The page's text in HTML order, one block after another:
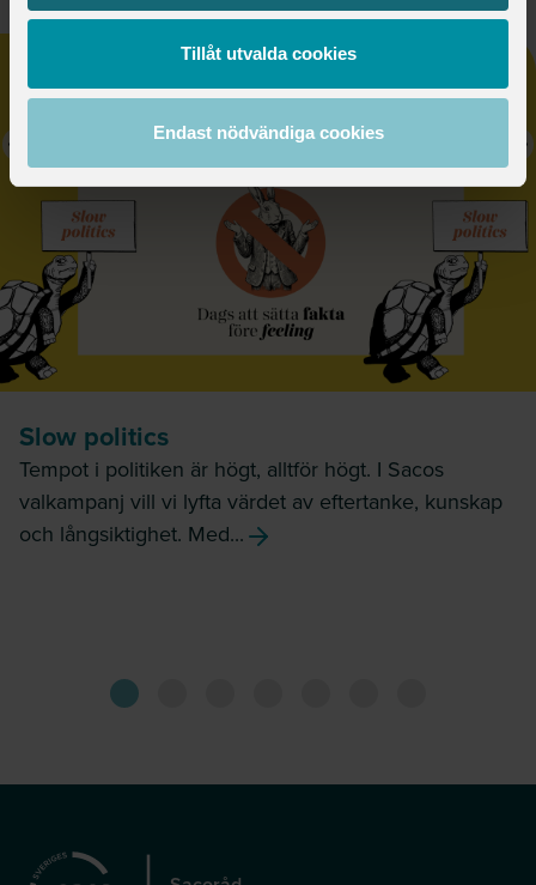
Tillåt utvalda cookies
Endast nödvändiga cookies
Slow politics
Tempot i politiken är högt, alltför högt. I Sacos
valkampanj vill vi lyfta värdet av eftertanke, kunskap
och långsiktighet. Med...